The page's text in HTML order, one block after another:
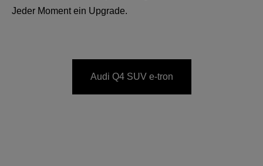
Jeder Moment ein Upgrade.
Audi Q4 SUV e-tron